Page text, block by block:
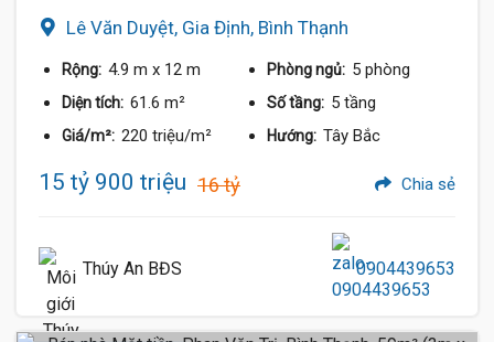
Lê Văn Duyệt, Gia Định, Bình Thạnh
Rộng: 4.9 m x 12 m Phòng ngủ: 5 phòng
Diện tích: 61.6 m² Số tầng: 5 tầng
Giá/m²: 220 triệu/m² Hướng: Tây Bắc
15 tỷ 900 triệu 16 tỷ Chia sẻ
Thúy An BĐS 0904439653